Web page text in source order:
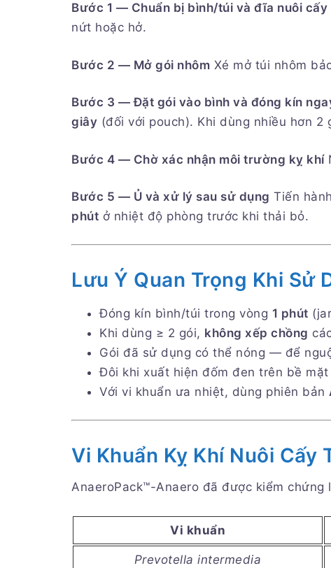
Bước 1 — Chuẩn bị bình/túi và đĩa nuôi cấy
nứt hoặc hở.
Bước 2 — Mở gói nhôm Xé mở túi nhôm
Bước 3 — Đặt gói vào bình và đóng kín
giây (đối với pouch). Khi dùng nhiều hơn 2
Bước 4 — Chờ xác nhận môi trường kỵ khí
Bước 5 — Ủ và xử lý sau sử dụng Tiến
phút ở nhiệt độ phòng trước khi thải bỏ.
Lưu Ý Quan Trọng Khi Sử
Đóng kín bình/túi trong vòng 1 phút
Khi dùng ≥ 2 gói, không xếp chồng
Gói đã sử dụng có thể nóng — để
Đôi khi xuất hiện đốm đen trên bề
Với vi khuẩn ưa nhiệt, dùng phiên bản
Vi Khuẩn Kỵ Khí Nuôi Cấy
AnaeroPack™-Anaero đã được kiểm
Vi khuẩn
Prevotella intermedia